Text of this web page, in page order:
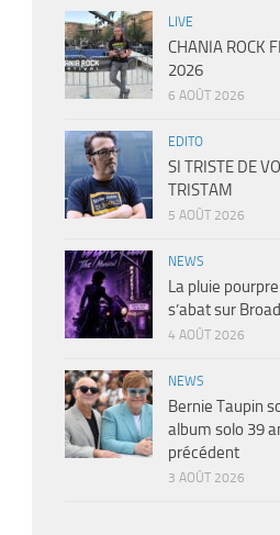
LIVE
CHANIA ROCK
2026
6 AOÛT 2026
EDITO
SI TRISTE DE
TRISTAM
5 AOÛT 2026
NEWS
La pluie
s’abat sur
4 AOÛT 2026
NEWS
Bernie Taupin
album solo 39
précédent
3 AOÛT 2026